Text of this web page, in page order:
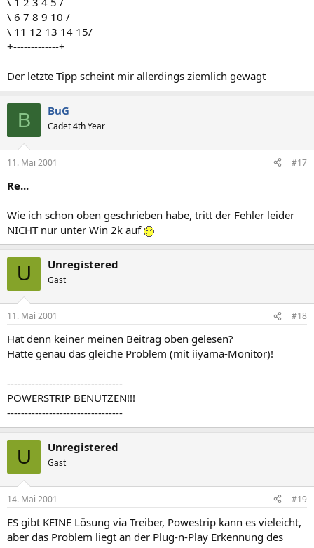
\ 6 7 8 9 10 /
\ 11 12 13 14 15/
+-------------+
Der letzte Tipp scheint mir allerdings ziemlich gewagt
B BuG
Cadet 4th Year
11. Mai 2001 #17
Re...
Wie ich schon oben geschrieben habe, tritt der Fehler leider
NICHT nur unter Win 2k auf
U Unregistered
Gast
11. Mai 2001 #18
Hat denn keiner meinen Beitrag oben gelesen?
Hatte genau das gleiche Problem (mit iiyama-Monitor)!
---------------------------------
POWERSTRIP BENUTZEN!!!
---------------------------------
U Unregistered
Gast
14. Mai 2001 #19
ES gibt KEINE Lösung via Treiber, Powestrip kann es vieleicht,
aber das Problem liegt an der Plug-n-Play Erkennung des